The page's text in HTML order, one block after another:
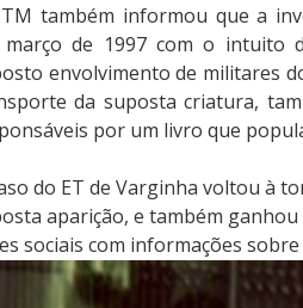
também informou que a
março de 1997 com o intuito
envolvimento de militares
da suposta criatura,
por um livro que
do ET de Varginha voltou à
aparição, e também
sociais com informações